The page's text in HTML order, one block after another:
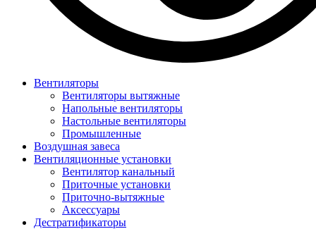
Вентиляторы
Вентиляторы вытяжные
Напольные вентиляторы
Настольные вентиляторы
Промышленные
Воздушная завеса
Вентиляционные установки
Вентилятор канальный
Приточные установки
Приточно-вытяжные
Аксессуары
Дестратификаторы